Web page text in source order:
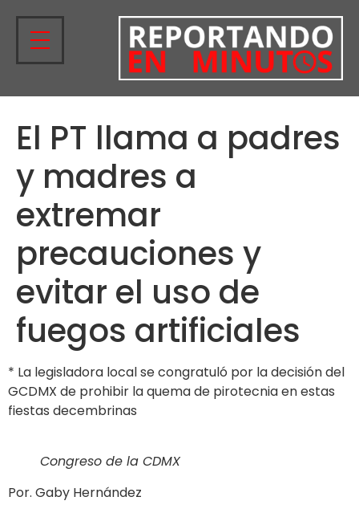
El PT llama a padres
y madres a
extremar
precauciones y
evitar el uso de
fuegos artificiales
* La legisladora local se congratuló por la decisión del
GCDMX de prohibir la quema de pirotecnia en estas
fiestas decembrinas
Congreso de la CDMX
Por. Gaby Hernández